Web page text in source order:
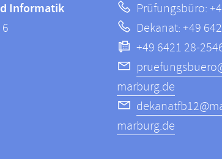
Informatik
Prüfungsbüro:
Dekanat: +49
+49 6421 28-
marburg.de
marburg.de